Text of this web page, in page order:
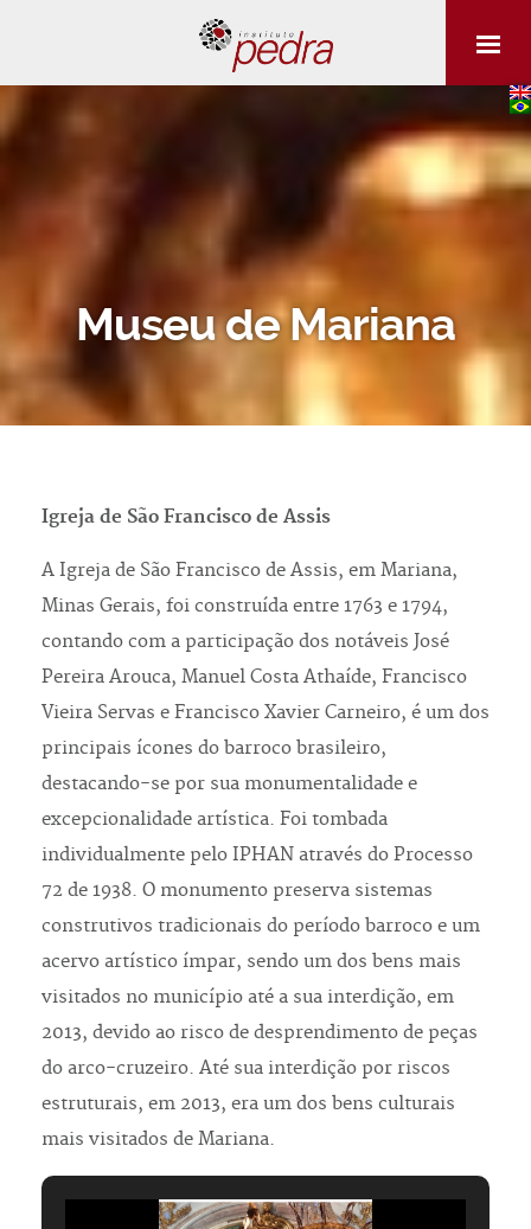
Museu de Mariana
Igreja de São Francisco de Assis
A Igreja de São Francisco de Assis, em Mariana,
Minas Gerais, foi construída entre 1763 e 1794,
contando com a participação dos notáveis José
Pereira Arouca, Manuel Costa Athaíde, Francisco
Vieira Servas e Francisco Xavier Carneiro, é um dos
principais ícones do barroco brasileiro,
destacando-se por sua monumentalidade e
excepcionalidade artística. Foi tombada
individualmente pelo IPHAN através do Processo
72 de 1938. O monumento preserva sistemas
construtivos tradicionais do período barroco e um
acervo artístico ímpar, sendo um dos bens mais
visitados no município até a sua interdição, em
2013, devido ao risco de desprendimento de peças
do arco-cruzeiro. Até sua interdição por riscos
estruturais, em 2013, era um dos bens culturais
mais visitados de Mariana.